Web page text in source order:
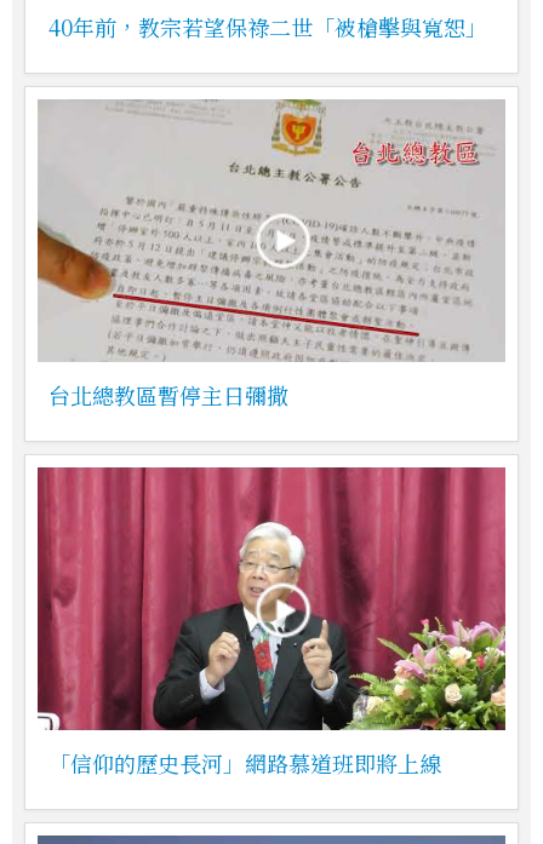
40年前，教宗若望保祿二世「被槍擊與寬恕」
台北總教區暫停主日彌撒
「信仰的歷史長河」網路慕道班即將上線